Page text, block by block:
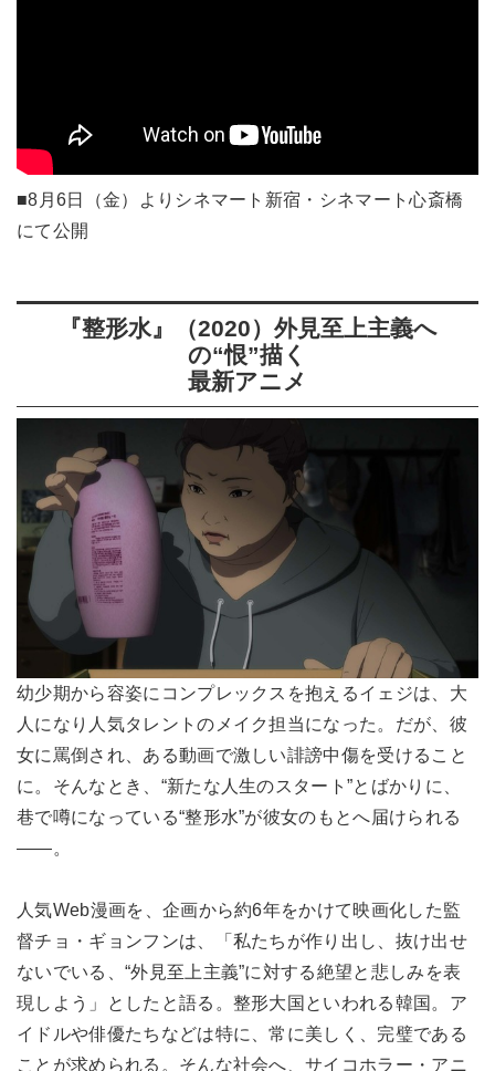
■8月6日（金）よりシネマート新宿・シネマート心斎橋
にて公開
『整形水』（2020）外見至上主義へ
の“恨”描く
最新アニメ
幼少期から容姿にコンプレックスを抱えるイェジは、大
人になり人気タレントのメイク担当になった。だが、彼
女に罵倒され、ある動画で激しい誹謗中傷を受けること
に。そんなとき、“新たな人生のスタート”とばかりに、
巷で噂になっている“整形水”が彼女のもとへ届けられる
――。
人気Web漫画を、企画から約6年をかけて映画化した監
督チョ・ギョンフンは、「私たちが作り出し、抜け出せ
ないでいる、“外見至上主義”に対する絶望と悲しみを表
現しよう」としたと語る。整形大国といわれる韓国。ア
イドルや俳優たちなどは特に、常に美しく、完璧である
ことが求められる。そんな社会へ、サイコホラー・アニ